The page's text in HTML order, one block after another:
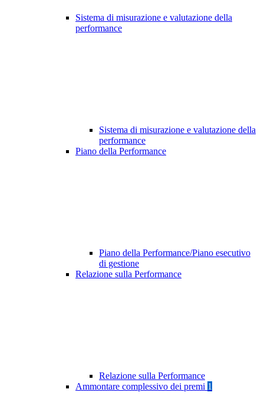
Sistema di misurazione e valutazione della
performance
Sistema di misurazione e valutazione della
performance
Piano della Performance
Piano della Performance/Piano esecutivo
di gestione
Relazione sulla Performance
Relazione sulla Performance
Ammontare complessivo dei premi 1